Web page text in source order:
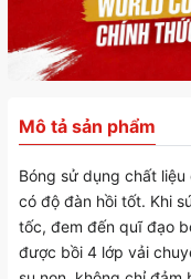
Mô tả sản phẩm
Bóng sử dụng chất
có độ đàn hồi tốt. Khi
tốc, đem đến quĩ đạo
được bồi 4 lớp vải